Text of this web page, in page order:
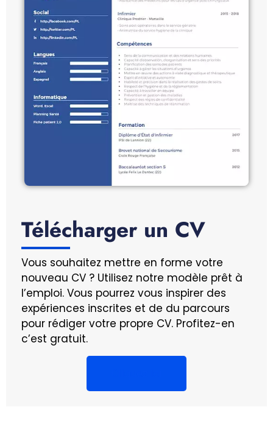
Télécharger un CV
Vous souhaitez mettre en forme votre
nouveau CV ? Utilisez notre modèle prêt à
l’emploi. Vous pourrez vous inspirer des
expériences inscrites et de du parcours
pour rédiger votre propre CV. Profitez-en
c’est gratuit.